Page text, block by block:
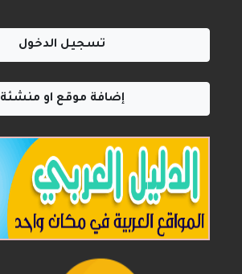
تسجيل الدخول
إضافة موقع او منشئة